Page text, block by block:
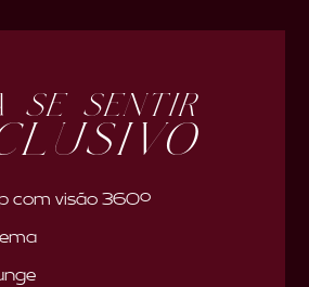
se sentir
com visão 360º